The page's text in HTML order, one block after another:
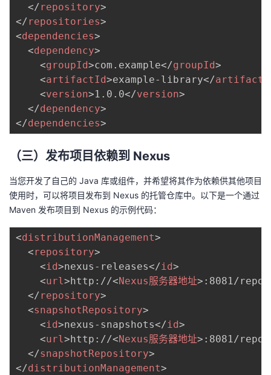
</repository>
</repositories>
<dependencies>
<dependency>
<groupId>com.example</groupId>
<artifactId>example-library</
<version>1.0.0</version>
</dependency>
</dependencies>
（三）发布项目依赖到 Nexus
当您开发了自己的 Java 库或组件，并希望将其作为依赖供其他项目
使用时，可以将项目发布到 Nexus 的托管仓库中。以下是一个通过
Maven 发布项目到 Nexus 的示例代码：
<distributionManagement>
<repository>
<id>nexus-releases</id>
<url> http://<Nexus服务器地址> :8081/
</repository>
<snapshotRepository>
<id>nexus-snapshots</id>
<url> http://<Nexus服务器地址> :8081/
</snapshotRepository>
</distributionManagement>